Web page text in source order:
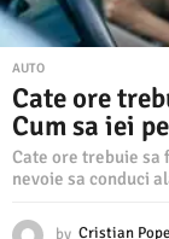
AUTO
Cate ore
Cum sa iei
Cate ore trebuie sa
nevoie sa conduci
by Cristian